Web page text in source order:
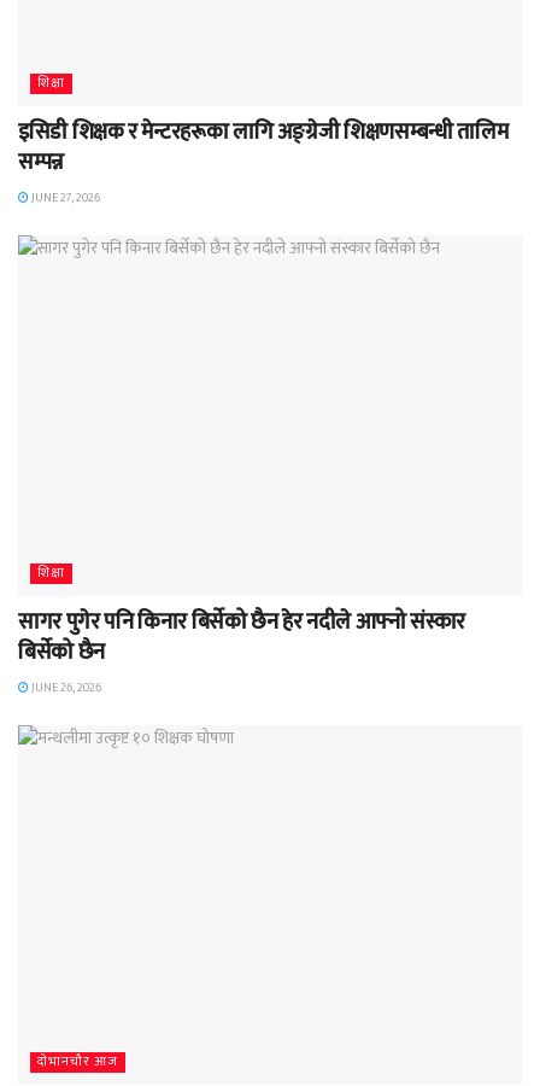
शिक्षा
इसिडी शिक्षक र मेन्टरहरूका लागि अङ्ग्रेजी शिक्षणसम्बन्धी तालिम
सम्पन्न
JUNE 27, 2026
शिक्षा
सागर पुगेर पनि किनार बिर्सेको छैन हेर नदीले आफ्नो संस्कार
बिर्सेको छैन
JUNE 26, 2026
दाेभानचाैर आज